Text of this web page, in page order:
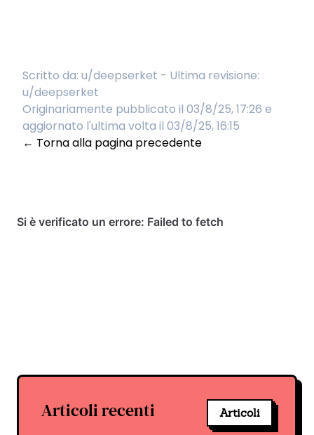
Scritto da: u/deepserket - Ultima revisione:
u/deepserket
Originariamente pubblicato il 03/8/25, 17:26 e
aggiornato l'ultima volta il 03/8/25, 16:15
← Torna alla pagina precedente
Articoli recenti Articoli